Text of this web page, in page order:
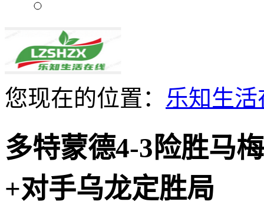
您现在的位置： 乐知生活
多特蒙德4-3险胜马
+对手乌龙定胜局